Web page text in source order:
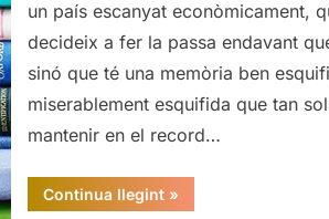
Calvet
i
Costa
(1920-
1999),
un país escanyat econòmicament,
decideix a fer la passa endavant
sinó que té una memòria ben
miserablement esquifida que tan
mantenir en el record…
Continua llegint“En
memòria
»